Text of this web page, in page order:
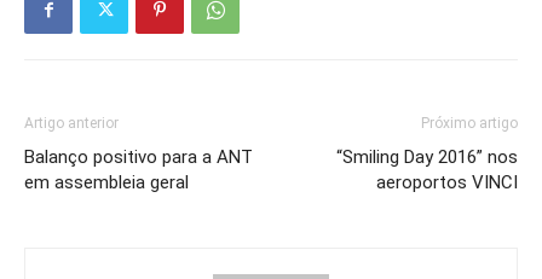
Artigo anterior
Balanço positivo para a ANT
em assembleia geral
Próximo artigo
“Smiling Day 2016” nos
aeroportos VINCI